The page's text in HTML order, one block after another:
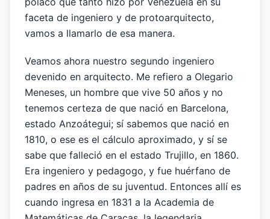
faceta de ingeniero y de protoarquitecto,
vamos a llamarlo de esa manera.
Veamos ahora nuestro segundo ingeniero
devenido en arquitecto. Me refiero a Olegario
Meneses, un hombre que vive 50 años y no
tenemos certeza de que nació en Barcelona,
estado Anzoátegui; sí sabemos que nació en
1810, o ese es el cálculo aproximado, y sí se
sabe que falleció en el estado Trujillo, en 1860.
Era ingeniero y pedagogo, y fue huérfano de
padres en años de su juventud. Entonces allí es
cuando ingresa en 1831 a la Academia de